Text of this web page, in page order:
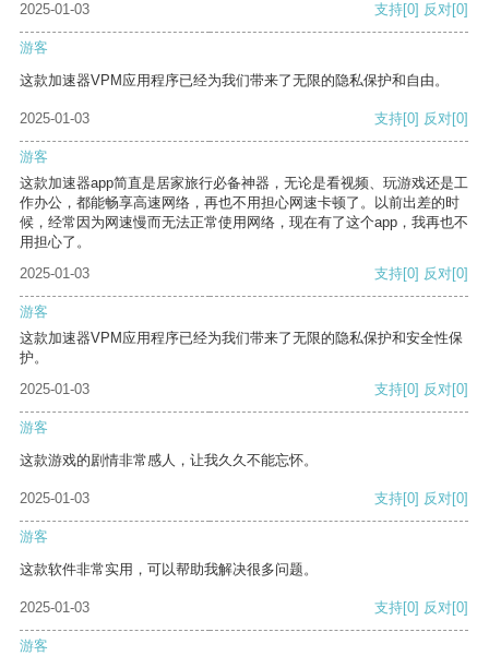
2025-01-03 支持[0] 反对[0]
游客
这款加速器VPM应用程序已经为我们带来了无限的隐私保护和自由。
2025-01-03 支持[0] 反对[0]
游客
这款加速器app简直是居家旅行必备神器，无论是看视频、玩游戏还是工
作办公，都能畅享高速网络，再也不用担心网速卡顿了。以前出差的时
候，经常因为网速慢而无法正常使用网络，现在有了这个app，我再也不
用担心了。
2025-01-03
支持[0] 反对[0]
游客
这款加速器VPM应用程序已经为我们带来了无限的隐私保护和安全性保
护。
2025-01-03
支持[0] 反对[0]
游客
这款游戏的剧情非常感人，让我久久不能忘怀。
2025-01-03 支持[0] 反对[0]
游客
这款软件非常实用，可以帮助我解决很多问题。
2025-01-03 支持[0] 反对[0]
游客